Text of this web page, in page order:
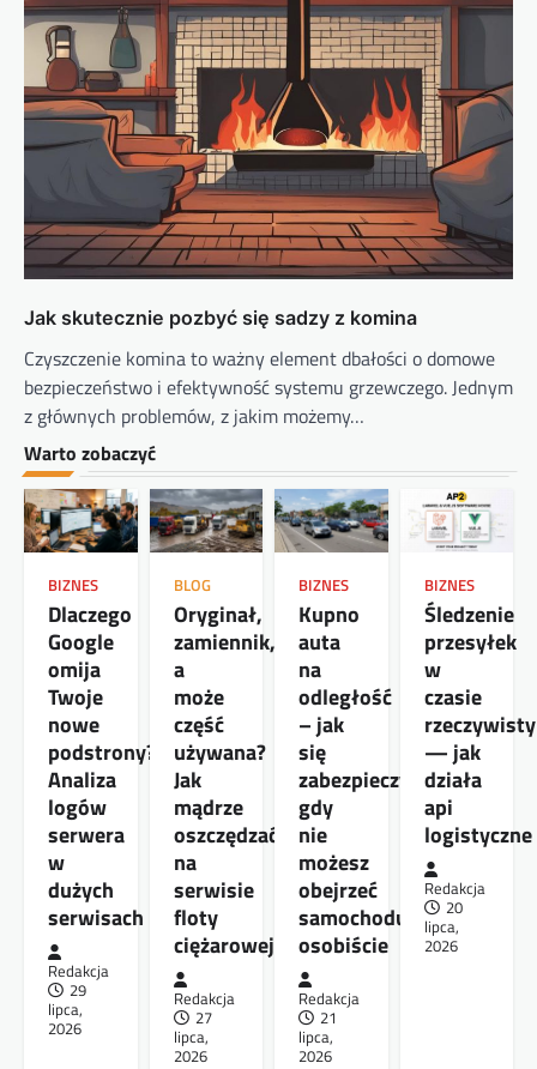
Jak skutecznie pozbyć się sadzy z komina
Czyszczenie komina to ważny element dbałości o domowe
bezpieczeństwo i efektywność systemu grzewczego. Jednym
z głównych problemów, z jakim możemy…
Warto zobaczyć
BIZNES
Dlaczego
Google
omija
Twoje
nowe
podstrony?
Analiza
logów
serwera
w
dużych
serwisach
Redakcja
29
lipca,
2026
BLOG
Oryginał,
zamiennik,
a
może
część
używana?
Jak
mądrze
oszczędzać
na
serwisie
floty
ciężarowej
Redakcja
27
lipca,
2026
BIZNES
Kupno
auta
na
odległość
– jak
się
zabezpieczyć,
gdy
nie
możesz
obejrzeć
samochodu
osobiście
Redakcja
21
lipca,
2026
BIZNES
Śledzenie
przesyłek
w
czasie
— jak
działa
api
logistyczne
Redakcja
20
lipca,
2026